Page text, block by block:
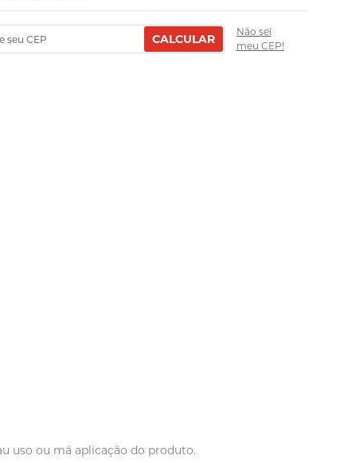
CALCULAR
Não sei
meu CEP!
uso ou má aplicação do produto.